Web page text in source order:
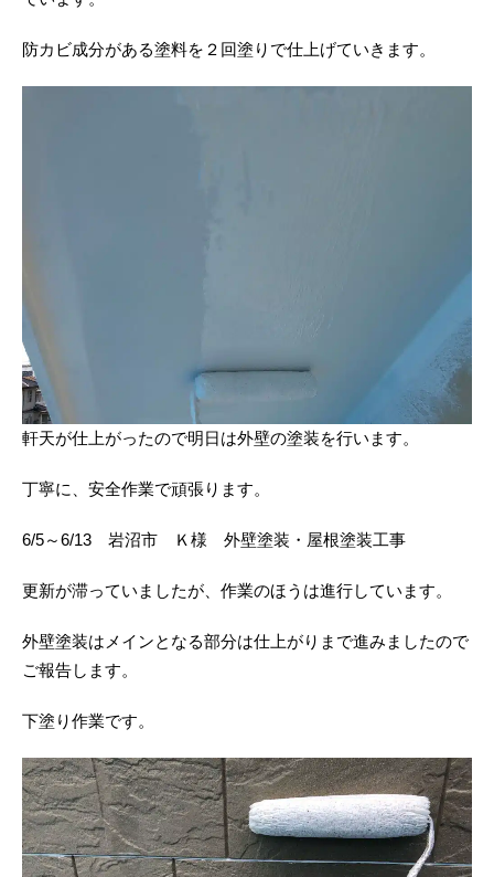
防カビ成分がある塗料を２回塗りで仕上げていきます。
軒天が仕上がったので明日は外壁の塗装を行います。
丁寧に、安全作業で頑張ります。
6/5～6/13 岩沼市 Ｋ様 外壁塗装・屋根塗装工事
更新が滞っていましたが、作業のほうは進行しています。
外壁塗装はメインとなる部分は仕上がりまで進みましたので
ご報告します。
下塗り作業です。